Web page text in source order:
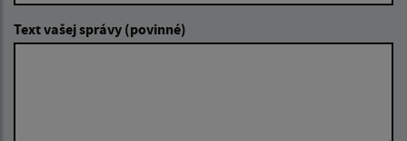
Text vašej správy (povinné)